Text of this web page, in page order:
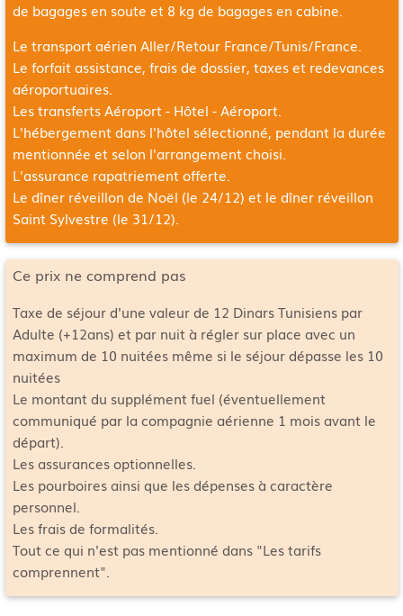
de bagages en soute et 8 kg de bagages en cabine.
Le transport aérien Aller/Retour France/Tunis/France.
Le forfait assistance, frais de dossier, taxes et redevances
aéroportuaires.
Les transferts Aéroport - Hôtel - Aéroport.
L'hébergement dans l'hôtel sélectionné, pendant la durée
mentionnée et selon l'arrangement choisi.
L'assurance rapatriement offerte.
Le dîner réveillon de Noël (le 24/12) et le dîner réveillon
Saint Sylvestre (le 31/12).
Ce prix ne comprend pas
Taxe de séjour d'une valeur de 12 Dinars Tunisiens par
Adulte (+12ans) et par nuit à régler sur place avec un
maximum de 10 nuitées même si le séjour dépasse les 10
nuitées
Le montant du supplément fuel (éventuellement
communiqué par la compagnie aérienne 1 mois avant le
départ).
Les assurances optionnelles.
Les pourboires ainsi que les dépenses à caractère
personnel.
Les frais de formalités.
Tout ce qui n'est pas mentionné dans "Les tarifs
comprennent".